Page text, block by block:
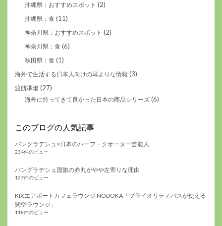
沖縄県：おすすめスポット (2)
沖縄県：食 (11)
神奈川県：おすすめスポット (2)
神奈川県：食 (6)
秋田県：食 (1)
海外で生活する日本人向けの耳よりな情報 (3)
渡航準備 (27)
海外に持ってきて良かった日本の商品シリーズ (6)
このブログの人気記事
バングラデシュ×日本のハーフ・クオーター芸能人
234件のビュー
バングラデシュ国旗の赤丸がやや左寄りな理由
127件のビュー
KIXエアポートカフェラウンジ NODOKA「プライオリティパスが使える
関空ラウンジ」
118件のビュー